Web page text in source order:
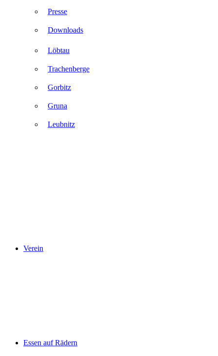
Löbtau
Trachenberge
Gorbitz
Gruna
Leubnitz
Essen auf Rädern
Presse
Downloads
Verein